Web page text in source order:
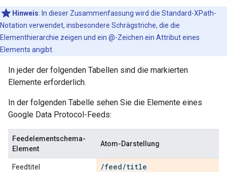
Hinweis: In dieser Zusammenfassung wird die Standard-XPath-
Notation verwendet, insbesondere Schrägstriche, die die
Elementhierarchie zeigen und ein @-Zeichen ein Attribut eines
Elements angibt.
In jeder der folgenden Tabellen sind die markierten
Elemente erforderlich.
In der folgenden Tabelle sehen Sie die Elemente eines
Google Data Protocol-Feeds:
Feedelementschema-
Element
Atom-Darstellung
Feedtitel /feed/title